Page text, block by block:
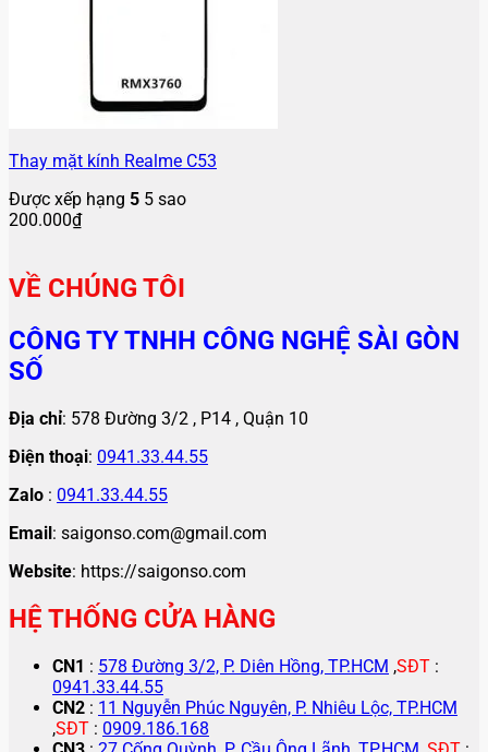
Thay mặt kính Realme C53
Được xếp hạng 5 5 sao
200.000₫
VỀ CHÚNG TÔI
CÔNG TY TNHH CÔNG NGHỆ SÀI GÒN
SỐ
Địa chỉ: 578 Đường 3/2 , P14 , Quận 10
Điện thoại: 0941.33.44.55
Zalo : 0941.33.44.55
Email : saigonso.com@gmail.com
Website: https://saigonso.com
HỆ THỐNG CỬA HÀNG
CN1 : 578 Đường 3/2, P. Diên Hồng, TP.HCM ,SĐT :
0941.33.44.55
CN2 : 11 Nguyễn Phúc Nguyên, P. Nhiêu Lộc, TP.HCM
,SĐT : 0909.186.168